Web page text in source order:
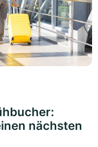
nächsten